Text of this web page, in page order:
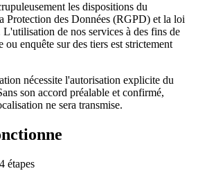
les dispositions du
Protection des Données (RGPD) et la loi
de nos services à des fins de
ou enquête sur des tiers est strictement
nécessite l'autorisation explicite du
son accord préalable et confirmé,
ne sera transmise.
étapes